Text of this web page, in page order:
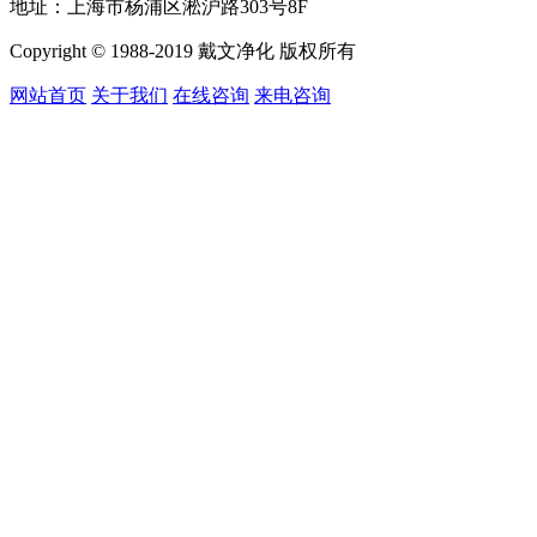
地址：上海市杨浦区淞沪路303号8F
Copyright © 1988-2019 戴文净化 版权所有
网站首页 关于我们 在线咨询 来电咨询